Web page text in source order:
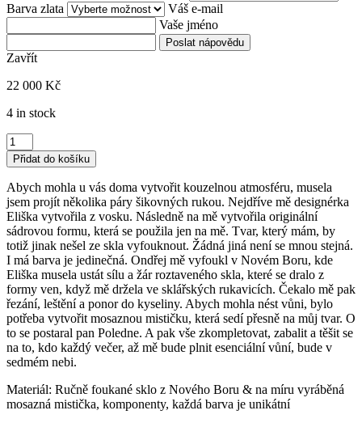
Barva zlata
Váš e-mail
Vaše jméno
Poslat nápovědu
Zavřít
22 000 Kč
4 in stock
Aromalampa
AITHÉR,
hnědá
quantity
Přidat do košíku
Abych mohla u vás doma vytvořit kouzelnou atmosféru, musela
jsem projít několika páry šikovných rukou. Nejdříve mě designérka
Eliška vytvořila z vosku. Následně na mě vytvořila originální
sádrovou formu, která se použila jen na mě. Tvar, který mám, by
totiž jinak nešel ze skla vyfouknout. Žádná jiná není se mnou stejná.
I má barva je jedinečná. Ondřej mě vyfoukl v Novém Boru, kde
Eliška musela ustát sílu a žár roztaveného skla, které se dralo z
formy ven, když mě držela ve sklářských rukavicích. Čekalo mě pak
řezání, leštění a ponor do kyseliny. Abych mohla nést vůni, bylo
potřeba vytvořit mosaznou mističku, která sedí přesně na můj tvar. O
to se postaral pan Poledne. A pak vše zkompletovat, zabalit a těšit se
na to, kdo každý večer, až mě bude plnit esenciální vůní, bude v
sedmém nebi.
Materiál: Ručně foukané sklo z Nového Boru & na míru vyráběná
mosazná mistička, komponenty, každá barva je unikátní